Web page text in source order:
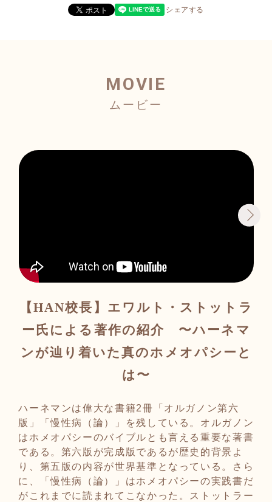
シェアする
MOVIE
【HAN校長】エワルト・ストットラ
ー氏による著作の紹介 〜ハーネマ
ンが辿り着いた真のホメオパシーと
は〜
ハーネマンは偉大な書籍2冊「オルガノン第六
版」「慢性病（論）」を残している。オルガノン
はホメオパシーのバイブルとも言える重要な著書
である。第六版が完成版であるが歴史的背景よ
り、第五版の内容が世界基準となっている。さら
に、「慢性病（論）」はホメオパシーの実践書だ
がこれまでに読まれてこなかった。ストットラー